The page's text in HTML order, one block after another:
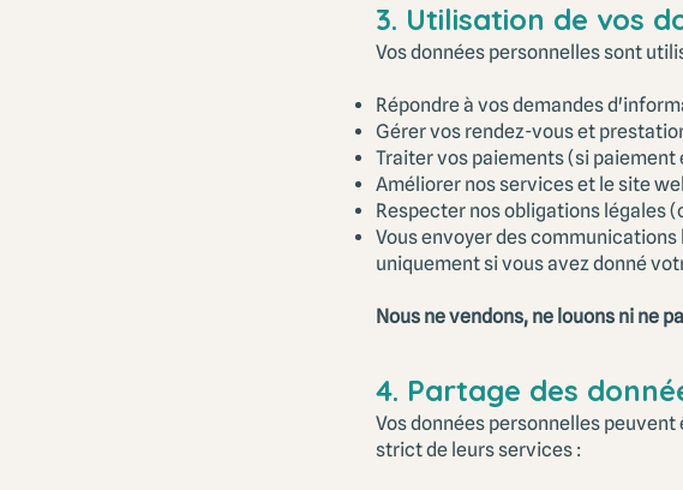
3. Utilisation de vos
Vos données personnelles sont
Répondre à vos demandes
Gérer vos rendez-vous et
Traiter vos paiements (si
Améliorer nos services et le site
Respecter nos obligations légales
Vous envoyer des
uniquement si vous avez donné
Nous ne vendons, ne louons ni ne
4. Partage des
Vos données personnelles
strict de leurs services :